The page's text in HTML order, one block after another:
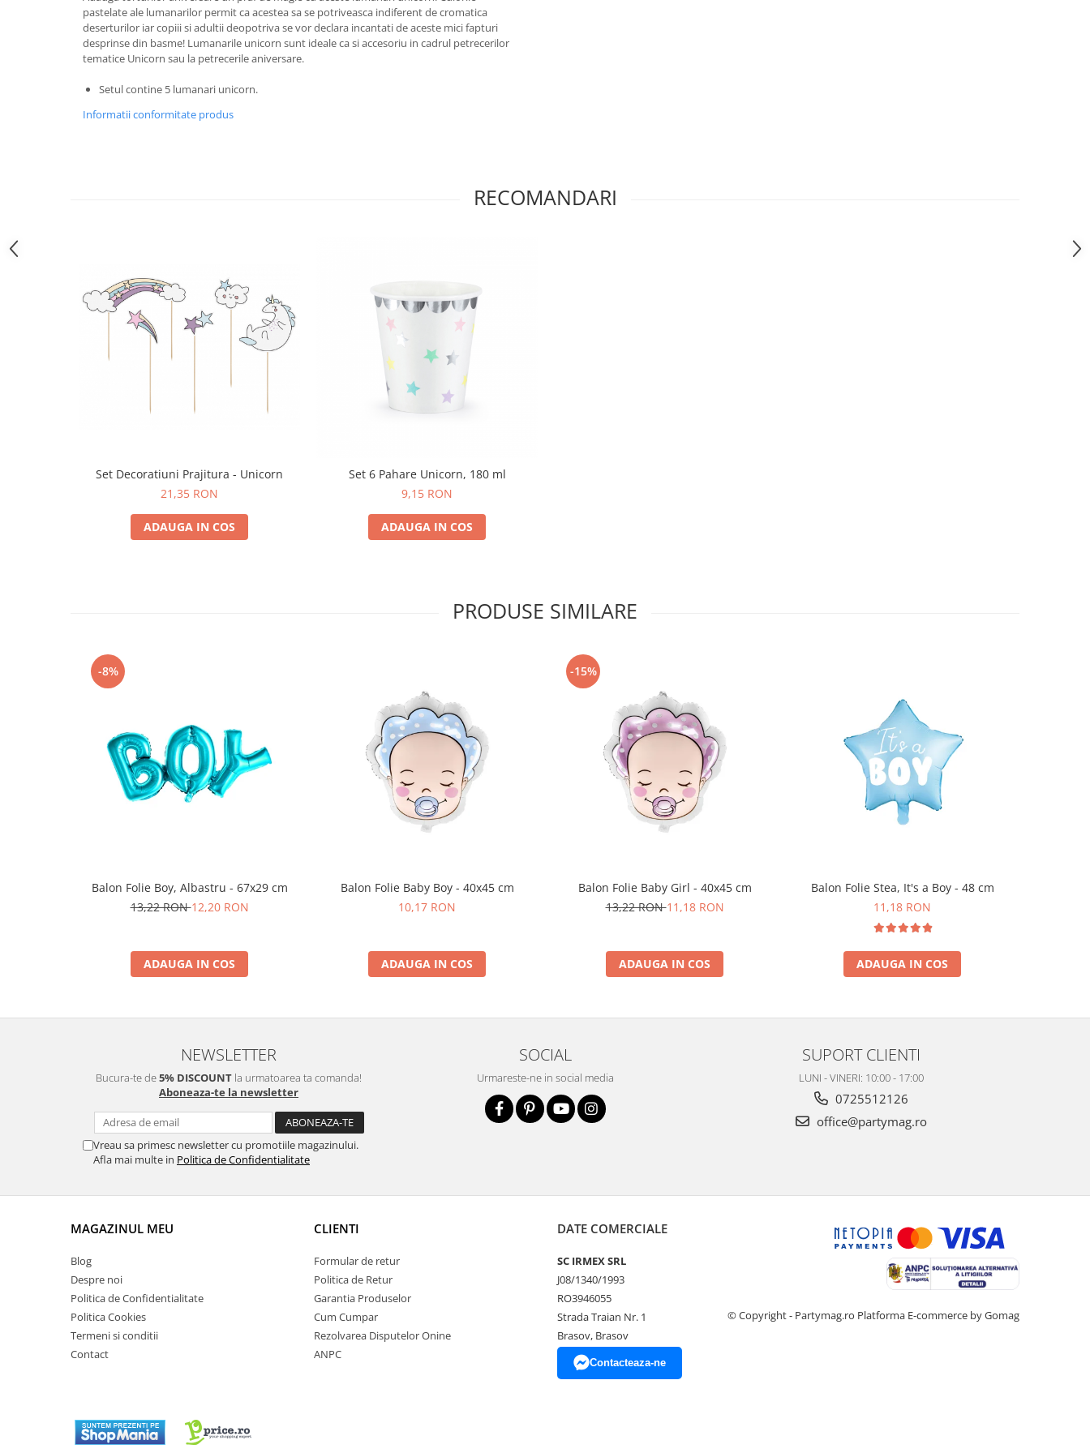
Petrecere Disco
Petrecere Anii '20
Petrecere Tropicala
Summer Party
Craciun
Anul Nou
pastelate ale lumanarilor permit ca acestea sa se potriveasca indiferent de cromatica
deserturilor iar copiii si adultii deopotriva se vor declara incantati de aceste mici fapturi
desprinse din basme! Lumanarile unicorn sunt ideale ca si accesoriu in cadrul petrecerilor
tematice Unicorn sau la petrecerile aniversare.
Setul contine 5 lumanari unicorn.
Informatii conformitate produs
RECOMANDARI
Set Decoratiuni Prajitura - Unicorn
21,35 RON
ADAUGA IN COS
Set 6 Pahare Unicorn, 180 ml
9,15 RON
ADAUGA IN COS
PRODUSE SIMILARE
-8%
Balon Folie Boy, Albastru - 67x29 cm
13,22 RON12,20 RON
ADAUGA IN COS
Balon Folie Baby Boy - 40x45 cm
10,17 RON
ADAUGA IN COS
-15%
Balon Folie Baby Girl - 40x45 cm
13,22 RON11,18 RON
ADAUGA IN COS
Balon Folie Stea, It's a Boy - 48 cm
11,18 RON
ADAUGA IN COS
NEWSLETTER
Bucura-te de5% DISCOUNT la urmatoarea ta comanda!
Aboneaza-te la newsletter
Vreau sa primesc newsletter cu promotiile magazinului.
Afla mai multe in Politica de Confidentialitate
SOCIAL
Urmareste-ne in social media
SUPORT CLIENTI
LUNI - VINERI: 10:00 - 17:00
0725512126
office@partymag.ro
MAGAZINUL MEU
Blog
Despre noi
Politica de Confidentialitate
Politica Cookies
Termeni si conditii
Contact
CLIENTI
Formular de retur
Politica de Retur
Garantia Produselor
Cum Cumpar
Rezolvarea Disputelor Onine
ANPC
DATE COMERCIALE
SC IRMEX SRL
J08/1340/1993
RO3946055
Strada Traian Nr. 1
Brasov, Brasov
Contacteaza-ne
© Copyright - Partymag.ro Platforma E-commerce by Gomag